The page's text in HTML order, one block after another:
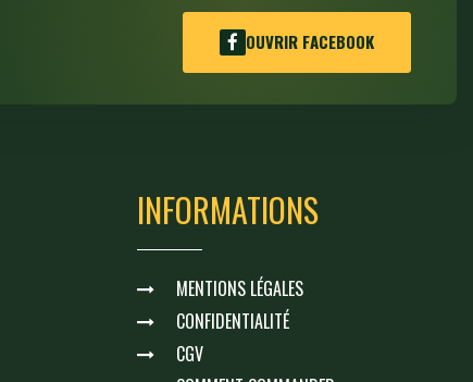
OUVRIR FACEBOOK
INFORMATIONS
MENTIONS LÉGALES
CONFIDENTIALITÉ
CGV